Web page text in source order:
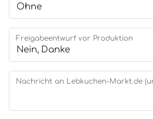
Freigabeentwurf vor Produktion
Nachricht an Lebkuchen-Markt.de